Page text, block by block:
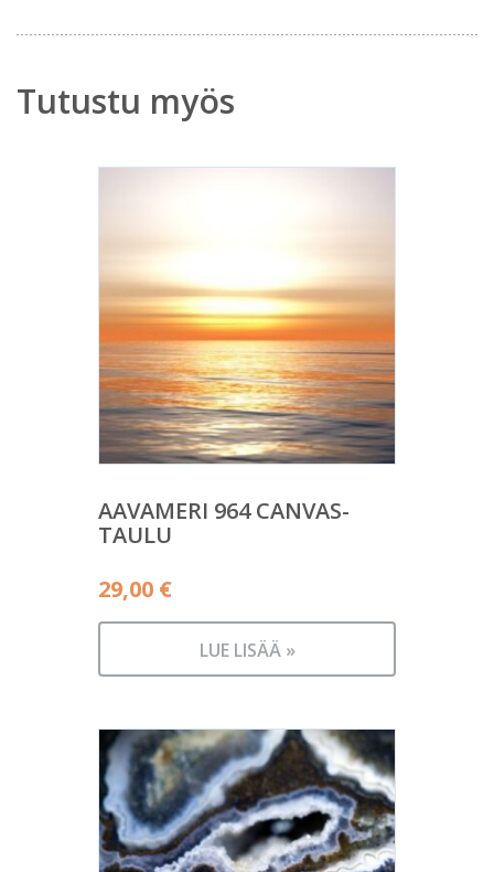
Tutustu myös
AAVAMERI 964 CANVAS-
TAULU
29,00 €
LUE LISÄÄ »